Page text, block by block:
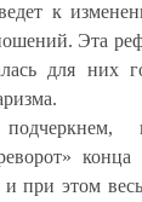
к
Эта
для них
при этом